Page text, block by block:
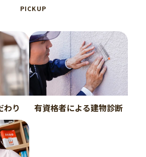
PICKUP
わり 有資格者による建物診断